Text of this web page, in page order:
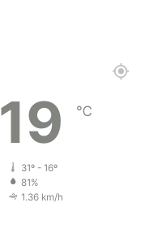
19 ℃
31º - 16º
81%
1.36 km/h